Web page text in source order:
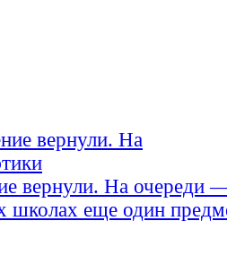
вернули. На очереди
школах еще один